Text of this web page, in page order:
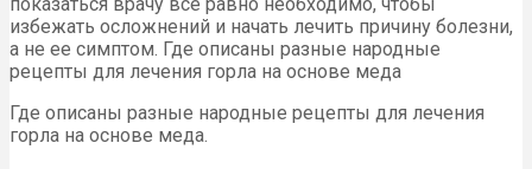
избежать осложнений и начать лечить причину болезни,
а не ее симптом. Где описаны разные народные
рецепты для лечения горла на основе меда
Где описаны разные народные рецепты для лечения
горла на основе меда.